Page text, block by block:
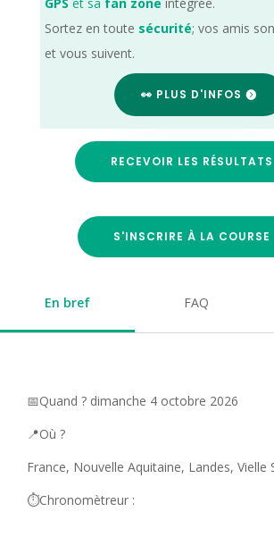
Sortez en toute sécurité; vos amis
et vous suivent.
👀 PLUS D'INFOS
RECEVOIR LES RÉSULTATS
S'INSCRIRE À LA COURSE
En bref FAQ
📅Quand ? dimanche 4 octobre 2026
📍Où ?
France, Nouvelle Aquitaine, Landes, Vielle
⏱️Chronomètreur :